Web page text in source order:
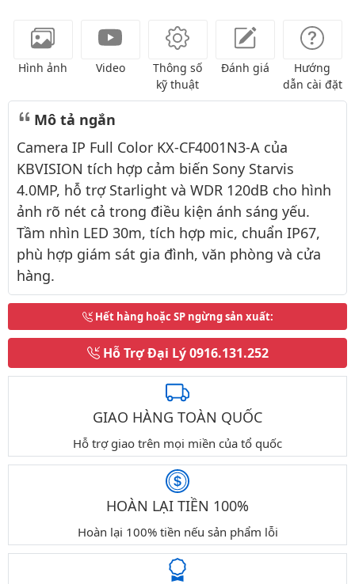
Hình ảnh Video
Thông số
kỹ thuật
Đánh giá
Hướng
dẫn cài đặt
Mô tả ngắn
Camera IP Full Color KX-CF4001N3-A của
KBVISION tích hợp cảm biến Sony Starvis
4.0MP, hỗ trợ Starlight và WDR 120dB cho hình
ảnh rõ nét cả trong điều kiện ánh sáng yếu.
Tầm nhìn LED 30m, tích hợp mic, chuẩn IP67,
phù hợp giám sát gia đình, văn phòng và cửa
hàng.
Hết hàng hoặc SP ngừng sản xuất:
Hỗ Trợ Đại Lý0916.131.252
GIAO HÀNG TOÀN QUỐC
Hỗ trợ giao trên mọi miền của tổ quốc
HOÀN LẠI TIỀN 100%
Hoàn lại 100% tiền nếu sản phẩm lỗi